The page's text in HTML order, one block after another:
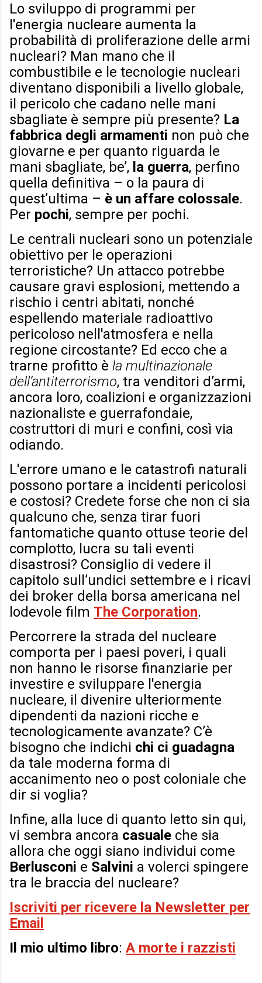
Lo sviluppo di programmi per
l'energia nucleare aumenta la
probabilità di proliferazione delle armi
nucleari? Man mano che il
combustibile e le tecnologie nucleari
diventano disponibili a livello globale,
il pericolo che cadano nelle mani
sbagliate è sempre più presente? La
fabbrica degli armamenti non può che
giovarne e per quanto riguarda le
mani sbagliate, be’, la guerra, perfino
quella definitiva – o la paura di
quest’ultima – è un affare colossale.
Per pochi, sempre per pochi.
Le centrali nucleari sono un potenziale
obiettivo per le operazioni
terroristiche? Un attacco potrebbe
causare gravi esplosioni, mettendo a
rischio i centri abitati, nonché
espellendo materiale radioattivo
pericoloso nell'atmosfera e nella
regione circostante? Ed ecco che a
trarne profitto è la multinazionale
dell’antiterrorismo, tra venditori d’armi,
ancora loro, coalizioni e organizzazioni
nazionaliste e guerrafondaie,
costruttori di muri e confini, così via
odiando.
L'errore umano e le catastrofi naturali
possono portare a incidenti pericolosi
e costosi? Credete forse che non ci sia
qualcuno che, senza tirar fuori
fantomatiche quanto ottuse teorie del
complotto, lucra su tali eventi
disastrosi? Consiglio di vedere il
capitolo sull’undici settembre e i ricavi
dei broker della borsa americana nel
lodevole film The Corporation.
Percorrere la strada del nucleare
comporta per i paesi poveri, i quali
non hanno le risorse finanziarie per
investire e sviluppare l'energia
nucleare, il divenire ulteriormente
dipendenti da nazioni ricche e
tecnologicamente avanzate? C’è
bisogno che indichi chi ci guadagna
da tale moderna forma di
accanimento neo o post coloniale che
dir si voglia?
Infine, alla luce di quanto letto sin qui,
vi sembra ancora casuale che sia
allora che oggi siano individui come
Berlusconi e Salvini a volerci spingere
tra le braccia del nucleare?
Iscriviti per ricevere la Newsletter per
Email
Il mio ultimo libro: A morte i razzisti